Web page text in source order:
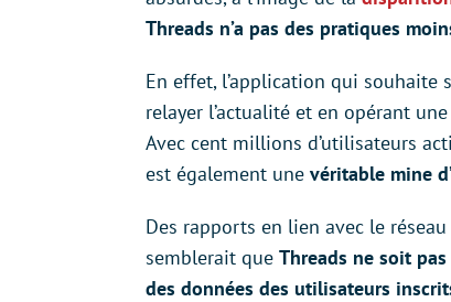
Threads n’a pas des pratiques
En effet, l’application qui souhaite
relayer l’actualité et en opérant
Avec cent millions d’utilisateurs
est également une véritable mine
Des rapports en lien avec le
semblerait que Threads ne soit
des données des utilisateurs